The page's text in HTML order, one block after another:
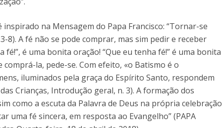
Programa Interuniversitário de Doutoramento em
História
na Mensagem do Papa Francisco: “Tornar-se
8). A fé não se pode comprar, mas sim pedir e receber
fé!”, é uma bonita oração! “Que eu tenha fé!” é uma bonita
la, pede-se. Com efeito, «o Batismo é o
iluminados pela graça do Espírito Santo, respondem
Crianças, Introdução geral, n. 3). A formação dos
como a escuta da Palavra de Deus na própria celebração
uma fé sincera, em resposta ao Evangelho” (PAPA